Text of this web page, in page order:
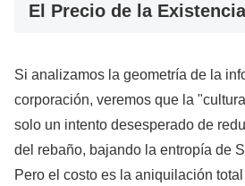
El Precio de la Existencia
Si analizamos la geometría de la
corporación, veremos que la
solo un intento desesperado de
del rebaño, bajando la entropía de
Pero el costo es la aniquilación